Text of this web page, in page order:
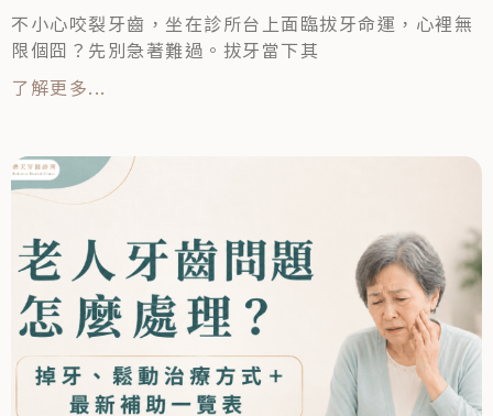
不小心咬裂牙齒，坐在診所台上面臨拔牙命運，心裡無
限個囧？先別急著難過。拔牙當下其
了解更多...